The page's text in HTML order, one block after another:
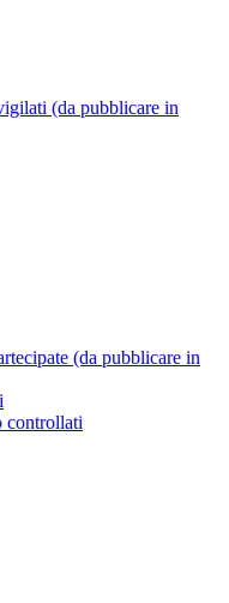
(da pubblicare in
(da pubblicare in
controllati